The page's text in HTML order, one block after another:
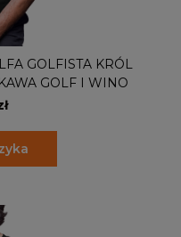
GOLFISTA KRÓL
GOLF I WINO